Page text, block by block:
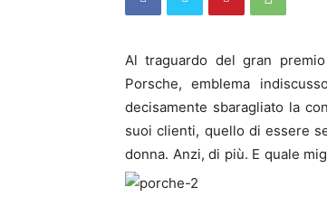
Al traguardo del gran
Porsche, emblema
decisamente sbaragliato la
suoi clienti, quello di essere
donna. Anzi, di più. E quale